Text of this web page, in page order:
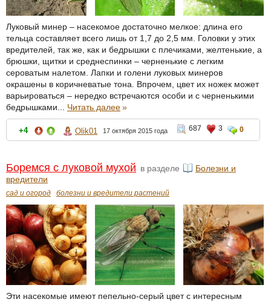
Луковый минер – насекомое достаточно мелкое: длина его
тельца составляет всего лишь от 1,7 до 2,5 мм. Головки у этих
вредителей, так же, как и бедрышки с плечиками, желтенькие, а
брюшки, щитки и среднеспинки – черненькие с легким
сероватым налетом. Лапки и голени луковых минеров
окрашены в коричневатые тона. Впрочем, цвет их ножек может
варьироваться – нередко встречаются особи и с черненькими
бедрышками... Читать далее»
+4 Olik01 17 октября 2015 года 687 3 0
Боремся с луковой мухой в разделе
Болезни и
вредители
сад и огород болезни и вредители растений
Эти насекомые имеют пепельно-серый цвет с интересным